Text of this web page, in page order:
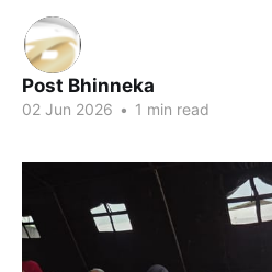
Post Bhinneka
02 Jun 2026 • 1 min read